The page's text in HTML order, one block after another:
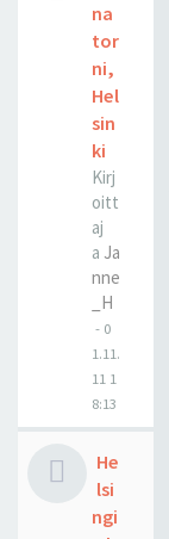
na
tor
ni,
Hel
sin
ki
Kirj
oitt
aj
a Ja
nne
_H
- 0
1.11.
11 1
8:13
He
lsi
ngi